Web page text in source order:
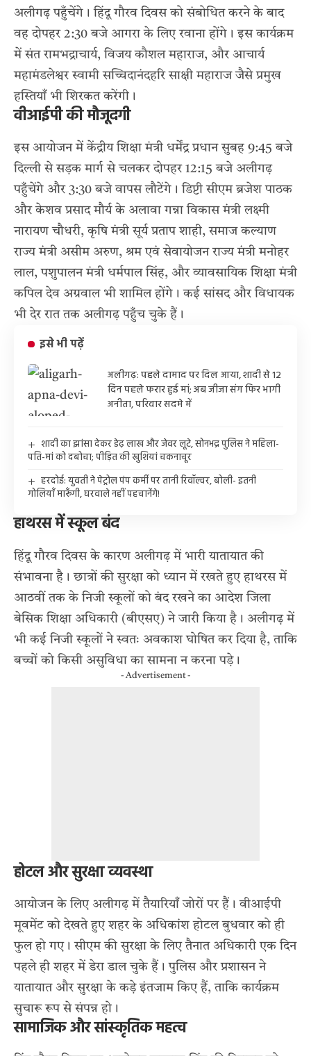
अलीगढ़ पहुँचेंगे। हिंदू गौरव दिवस को संबोधित करने के बाद
वह दोपहर 2:30 बजे आगरा के लिए रवाना होंगे। इस कार्यक्रम
में संत रामभद्राचार्य, विजय कौशल महाराज, और आचार्य
महामंडलेश्वर स्वामी सच्चिदानंदहरि साक्षी महाराज जैसे प्रमुख
हस्तियाँ भी शिरकत करेंगी।
वीआईपी की मौजूदगी
इस आयोजन में केंद्रीय शिक्षा मंत्री धर्मेंद्र प्रधान सुबह 9:45 बजे
दिल्ली से सड़क मार्ग से चलकर दोपहर 12:15 बजे अलीगढ़
पहुँचेंगे और 3:30 बजे वापस लौटेंगे। डिप्टी सीएम ब्रजेश पाठक
और केशव प्रसाद मौर्य के अलावा गन्ना विकास मंत्री लक्ष्मी
नारायण चौधरी, कृषि मंत्री सूर्य प्रताप शाही, समाज कल्याण
राज्य मंत्री असीम अरुण, श्रम एवं सेवायोजन राज्य मंत्री मनोहर
लाल, पशुपालन मंत्री धर्मपाल सिंह, और व्यावसायिक शिक्षा मंत्री
कपिल देव अग्रवाल भी शामिल होंगे। कई सांसद और विधायक
भी देर रात तक अलीगढ़ पहुँच चुके हैं।
इसे भी पढ़ें
अलीगढ़: पहले दामाद पर दिल आया, शादी से 12
दिन पहले फरार हुई मां; अब जीजा संग फिर भागी
अनीता, परिवार सदमे में
शादी का झांसा देकर डेढ़ लाख और जेवर लूटे, सोनभद्र पुलिस ने महिला-
पति-मां को दबोचा; पीड़ित की खुशियां चकनाचूर
हरदोई: युवती ने पेट्रोल पंप कर्मी पर तानी रिवॉल्वर, बोली- इतनी
गोलियाँ मारूँगी, घरवाले नहीं पहचानेंगे!
हाथरस में स्कूल बंद
हिंदू गौरव दिवस के कारण अलीगढ़ में भारी यातायात की
संभावना है। छात्रों की सुरक्षा को ध्यान में रखते हुए हाथरस में
आठवीं तक के निजी स्कूलों को बंद रखने का आदेश जिला
बेसिक शिक्षा अधिकारी (बीएसए) ने जारी किया है। अलीगढ़ में
भी कई निजी स्कूलों ने स्वतः अवकाश घोषित कर दिया है, ताकि
बच्चों को किसी असुविधा का सामना न करना पड़े।
- Advertisement -
होटल और सुरक्षा व्यवस्था
आयोजन के लिए अलीगढ़ में तैयारियाँ जोरों पर हैं। वीआईपी
मूवमेंट को देखते हुए शहर के अधिकांश होटल बुधवार को ही
फुल हो गए। सीएम की सुरक्षा के लिए तैनात अधिकारी एक दिन
पहले ही शहर में डेरा डाल चुके हैं। पुलिस और प्रशासन ने
यातायात और सुरक्षा के कड़े इंतजाम किए हैं, ताकि कार्यक्रम
सुचारू रूप से संपन्न हो।
सामाजिक और सांस्कृतिक महत्व